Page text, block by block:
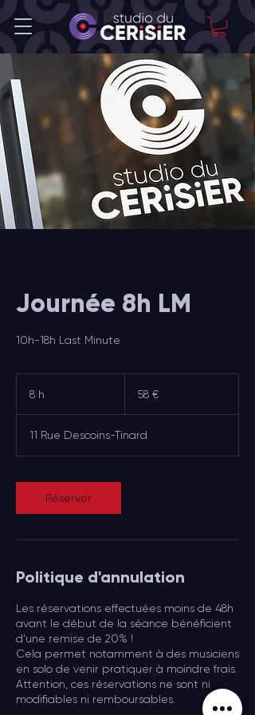
Journée 8h LM
10h-18h Last Minute
8 h 58 €
11 Rue Descoins-Tinard
Réserver
Politique d'annulation
Les réservations effectuées moins de 48h
avant le début de la séance bénéficient
d'une remise de 20% !
Cela permet notamment à des musiciens
en solo de venir pratiquer à moindre frais.
Attention, ces réservations ne sont ni
modifiables ni remboursables.